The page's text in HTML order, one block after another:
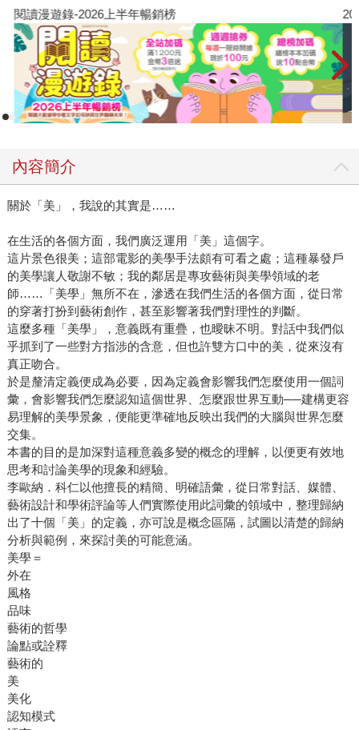
閱讀漫遊錄-2026上半年暢銷榜
內容簡介
關於「美」，我說的其實是……
在生活的各個方面，我們廣泛運用「美」這個字。
這片景色很美；這部電影的美學手法頗有可看之處；這種暴發戶
的美學讓人敬謝不敏；我的鄰居是專攻藝術與美學領域的老
師……「美學」無所不在，滲透在我們生活的各個方面，從日常
的穿著打扮到藝術創作，甚至影響著我們對理性的判斷。
這麼多種「美學」，意義既有重疊，也曖昧不明。對話中我們似
乎抓到了一些對方指涉的含意，但也許雙方口中的美，從來沒有
真正吻合。
於是釐清定義便成為必要，因為定義會影響我們怎麼使用一個詞
彙，會影響我們怎麼認知這個世界、怎麼跟世界互動──建構更容
易理解的美學景象，便能更準確地反映出我們的大腦與世界怎麼
交集。
本書的目的是加深對這種意義多變的概念的理解，以便更有效地
思考和討論美學的現象和經驗。
李歐納．科仁以他擅長的精簡、明確語彙，從日常對話、媒體、
藝術設計和學術評論等人們實際使用此詞彙的領域中，整理歸納
出了十個「美」的定義，亦可說是概念區隔，試圖以清楚的歸納
分析與範例，來探討美的可能意涵。
美學＝
外在
風格
品味
藝術的哲學
論點或詮釋
藝術的
美
美化
認知模式